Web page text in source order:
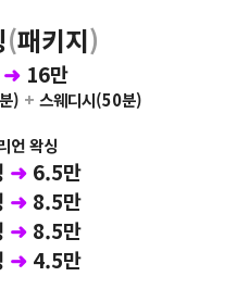
(패키지)
➜ 16만
) + 스웨디시(50분)
언 왁싱
➜ 6.5만
➜ 8.5만
➜ 8.5만
➜ 4.5만